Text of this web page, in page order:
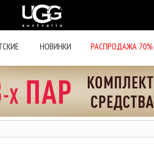
НОВИНКИ РАСПРОДАЖА 70%